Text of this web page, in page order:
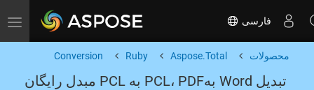
Toggle navigation فارسی
محصولات Aspose.Total
Ruby
Conversion
تبدیل Word بهPCL، PDF به PCL مبدل رایگان